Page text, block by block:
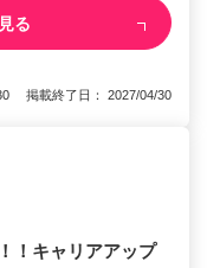
る
掲載終了日： 2027/04/30
！キャリアアップ